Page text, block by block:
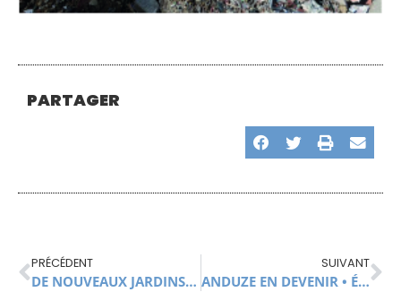
PARTAGER
PRÉCÉDENT
DE NOUVEAUX JARDINS COMMUNAUX !
SUIVANT
ANDUZE EN DEVENIR • ÉPILOGUE DU TRAVAIL DES ÉTUDIANTS EN ARCHITECTURE